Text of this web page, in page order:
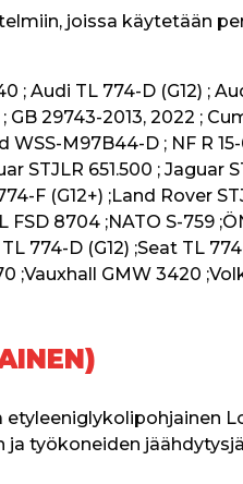
joissa käytetään
Audi TL 774-D (G12) ;
29743-2013, 2022 ;
M97B44-D ; NF R
651.500 ; Jaguar
F (G12+) ;Land Rover
8704 ;NATO S-759
774-D (G12) ;Seat TL
;Vauxhall GMW 3420
työkoneiden